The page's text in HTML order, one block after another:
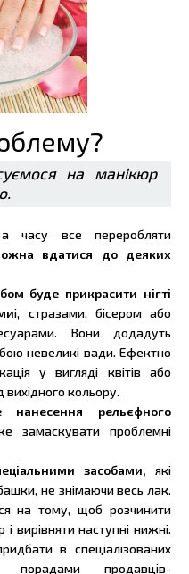
на манікюр
часу все переробляти
вдатися до деяких
буде прикрасити нігті
і, стразами, бісером або
Вони додадуть
невеликі вади. Ефектно
у вигляді квітів або
вихідного кольору.
рельєфного
замаскувати проблемні
засобами, які
не знімаючи весь лак.
на тому, щоб розчинити
вирівняти наступні нижні.
в спеціалізованих
порадами продавців-